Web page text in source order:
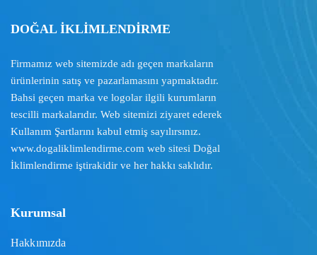
DOĞAL İKLİMLENDİRME
Firmamız web sitemizde adı geçen markaların
ürünlerinin satış ve pazarlamasını yapmaktadır.
Bahsi geçen marka ve logolar ilgili kurumların
tescilli markalarıdır. Web sitemizi ziyaret ederek
Kullanım Şartlarını kabul etmiş sayılırsınız.
www.dogaliklimlendirme.com web sitesi Doğal
İklimlendirme iştirakidir ve her hakkı saklıdır.
Kurumsal
Hakkımızda